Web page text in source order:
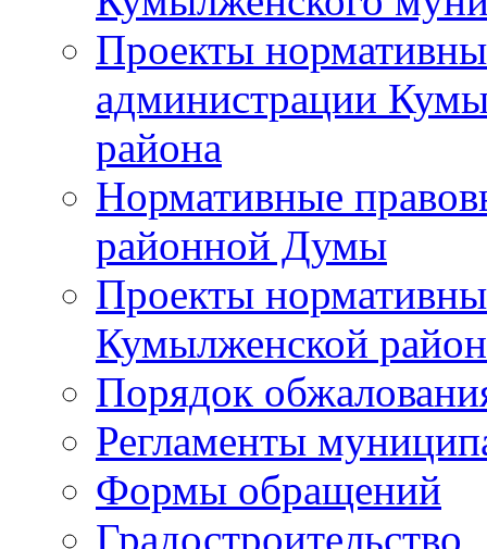
Проекты
администрации
района
Нормативные
районной Думы
Проекты
Кумылженской
Порядок
Регламенты
Формы обращений
Градостроительство